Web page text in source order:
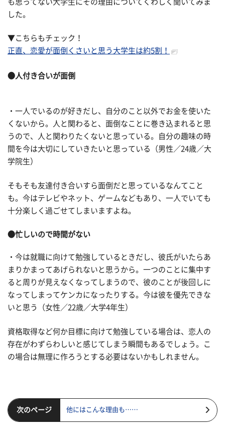
も思ってない大学生にその理由についてくわしく聞いてみま
した。
▼こちらもチェック！
正直、恋愛が面倒くさいと思う大学生は約5割！
●人付き合いが面倒
・一人でいるのが好きだし、自分のこと以外でお金を使いた
くないから。人と関わると、面倒なことに巻き込まれると思
うので、人と関わりたくないと思っている。自分の趣味の時
間を今は大切にしていきたいと思っている（男性／24歳／大
学院生）
そもそも友達付き合いすら面倒だと思っているなんてこと
も。今はテレビやネット、ゲームなどもあり、一人でいても
十分楽しく過ごせてしまいますよね。
●忙しいので時間がない
・今は就職に向けて勉強しているときだし、彼氏がいたらあ
まりかまってあげられないと思うから。一つのことに集中す
ると周りが見えなくなってしまうので、彼のことが後回しに
なってしまってケンカになったりする。今は彼を優先できな
いと思う（女性／22歳／大学4年生）
資格取得など何か目標に向けて勉強している場合は、恋人の
存在がわずらわしいと感じてしまう瞬間もあるでしょう。こ
の場合は無理に作ろうとする必要はないかもしれません。
次のページ 他にはこんな理由も……